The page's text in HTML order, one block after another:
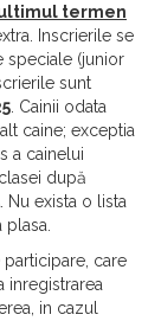
ultimul termen
Inscrierile se
speciale (junior
sunt
. Cainii odata
caine; exceptia
a cainelui
după
. Nu exista o lista
plasa.
participare, care
inregistrarea
in cazul